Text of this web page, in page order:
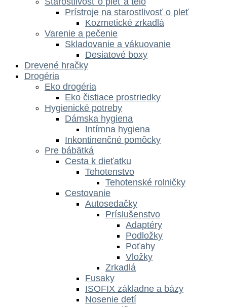
Prístroje na starostlivosť o pleť
Kozmetické zrkadlá
Varenie a pečenie
Skladovanie a vákuovanie
Desiatové boxy
Drevené hračky
Drogéria
Eko drogéria
Eko čistiace prostriedky
Hygienické potreby
Dámska hygiena
Intímna hygiena
Inkontinenčné pomôcky
Pre bábätká
Cesta k dieťatku
Tehotenstvo
Tehotenské rolničky
Cestovanie
Autosedačky
Príslušenstvo
Adaptéry
Podložky
Poťahy
Vložky
Zrkadlá
Fusaky
ISOFIX základne a bázy
Nosenie detí